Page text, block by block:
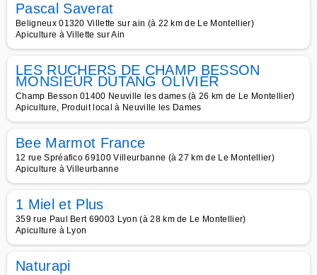
Pascal Saverat
Beligneux 01320 Villette sur ain (à 22 km de Le Montellier)
Apiculture à Villette sur Ain
LES RUCHERS DE CHAMP BESSON
MONSIEUR DUTANG OLIVIER
Champ Besson 01400 Neuville les dames (à 26 km de Le Montellier)
Apiculture, Produit local à Neuville les Dames
Bee Marmot France
12 rue Spréafico 69100 Villeurbanne (à 27 km de Le Montellier)
Apiculture à Villeurbanne
1 Miel et Plus
359 rue Paul Bert 69003 Lyon (à 28 km de Le Montellier)
Apiculture à Lyon
Naturapi